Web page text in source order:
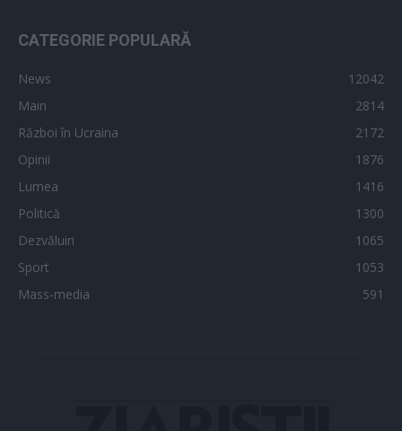
CATEGORIE POPULARĂ
News
12042
Main
2814
Război în Ucraina
2172
Opinii
1876
Lumea
1416
Politică
1300
Dezvăluiri
1065
Sport
1053
Mass-media
591